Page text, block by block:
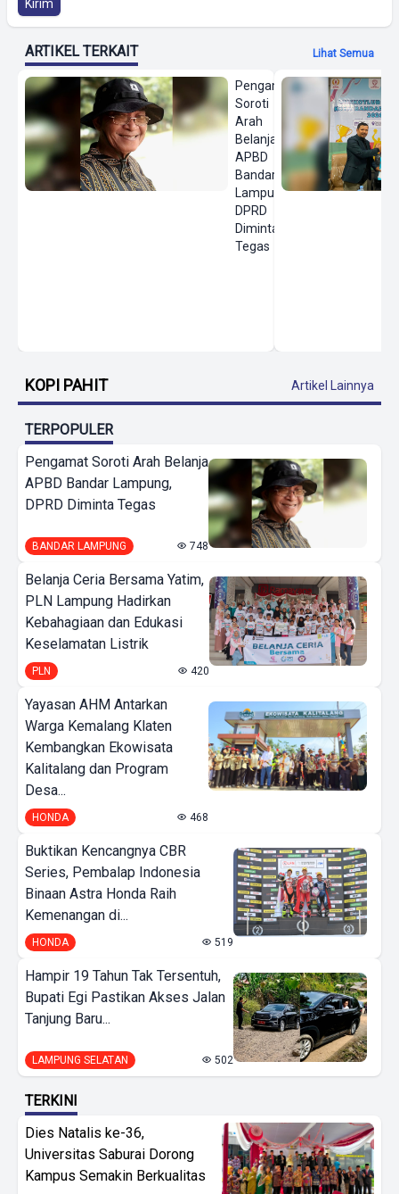
Kirim
ARTIKEL TERKAIT Lihat Semua
Pengamat
Soroti
Arah
Belanja
APBD
Bandar
Lampung,
DPRD
Diminta
Tegas
KOPI PAHIT Artikel Lainnya
TERPOPULER
Pengamat Soroti Arah Belanja
APBD Bandar Lampung,
DPRD Diminta Tegas
BANDAR LAMPUNG 748
Belanja Ceria Bersama Yatim,
PLN Lampung Hadirkan
Kebahagiaan dan Edukasi
Keselamatan Listrik
PLN 420
Yayasan AHM Antarkan
Warga Kemalang Klaten
Kembangkan Ekowisata
Kalitalang dan Program
Desa...
HONDA 468
Buktikan Kencangnya CBR
Series, Pembalap Indonesia
Binaan Astra Honda Raih
Kemenangan di...
HONDA 519
Hampir 19 Tahun Tak Tersentuh,
Bupati Egi Pastikan Akses Jalan
Tanjung Baru...
LAMPUNG SELATAN 502
TERKINI
Dies Natalis ke-36,
Universitas Saburai Dorong
Kampus Semakin Berkualitas